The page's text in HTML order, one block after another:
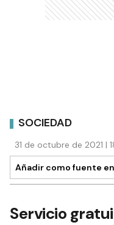
SOCIEDAD
31 de octubre de 2021 |
Añadir como fuente en
Servicio